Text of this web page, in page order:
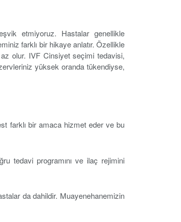
etmiyoruz. Hastalar genellikle
farklı bir hikaye anlatır. Özellikle
olur. IVF Cinsiyet seçimi tedavisi,
yüksek oranda tükendiyse,
farklı bir amaca hizmet eder ve bu
tedavi programını ve ilaç rejimini
da dahildir. Muayenehanemizin